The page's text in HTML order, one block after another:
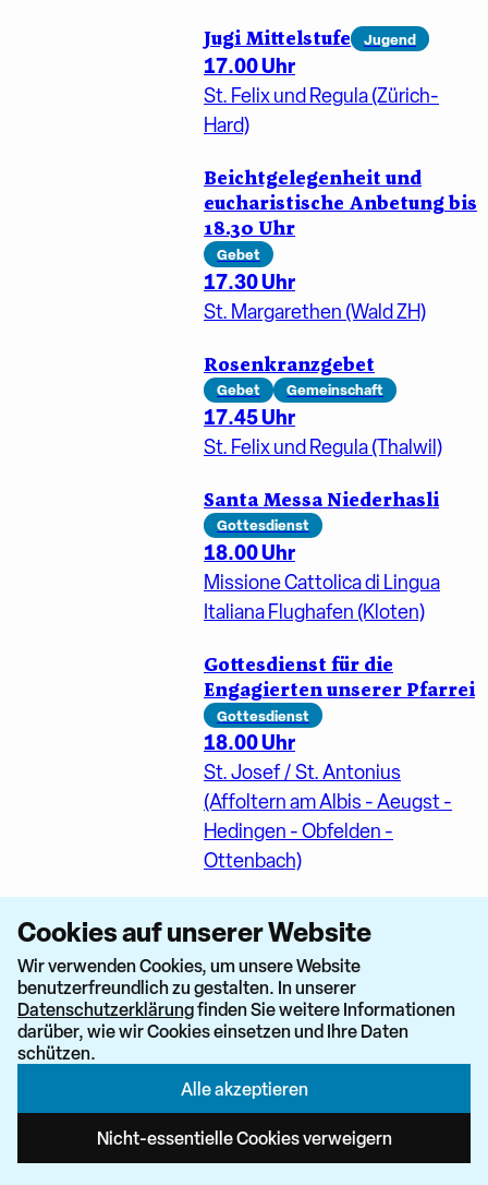
Jugi Mittelstufe Jugend
17.00 Uhr
St. Felix und Regula (Zürich-
Hard)
Beichtgelegenheit und
eucharistische Anbetung bis
18.30 Uhr
Gebet
17.30 Uhr
St. Margarethen (Wald ZH)
Rosenkranzgebet
Gebet Gemeinschaft
17.45 Uhr
St. Felix und Regula (Thalwil)
Santa Messa Niederhasli
Gottesdienst
18.00 Uhr
Missione Cattolica di Lingua
Italiana Flughafen (Kloten)
Gottesdienst für die
Engagierten unserer Pfarrei
Gottesdienst
18.00 Uhr
St. Josef / St. Antonius
(Affoltern am Albis - Aeugst -
Hedingen - Obfelden -
Ottenbach)
18.00 Uhr
Maria Krönung (Gossau ZH)
Fraueninsel Gemeinschaft
St. Agatha und St. Josef
(Dietikon)
Anbetung, BW Gottesdienst
Cookies auf unserer Website
Wir verwenden Cookies, um unsere Website
benutzerfreundlich zu gestalten. In unserer
Datenschutzerklärungfinden Sie weitere Informationen
darüber, wie wir Cookies einsetzen und Ihre Daten
schützen.
Alle akzeptieren
Nicht-essentielle Cookies verweigern